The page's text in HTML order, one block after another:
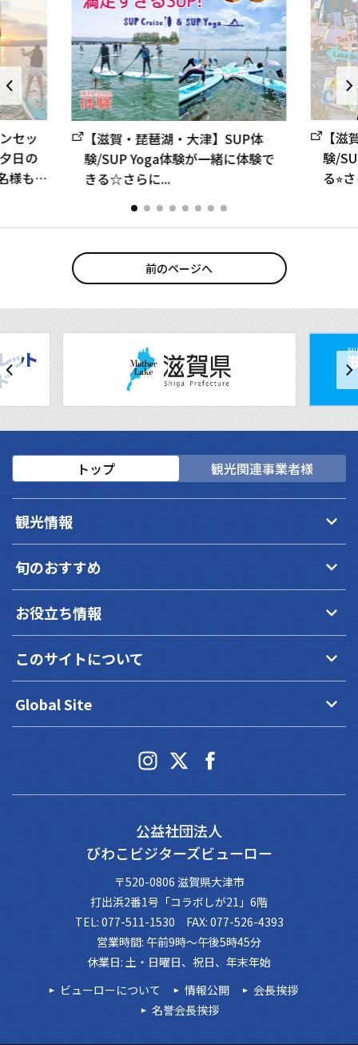
セッ
日の
様も大
【滋賀・琵琶湖・大津】SUP体
験/SUP Yoga体験が一緒に体験で
きる☆さらに...
【
験/
る⭐︎
前のページへ
トップ 観光関連事業者様
観光情報 keyboard_arrow_down
旬のおすすめ keyboard_arrow_down
お役立ち情報 keyboard_arrow_down
このサイトについて keyboard_arrow_down
Global Site keyboard_arrow_down
公益社団法人
びわこビジターズビューロー
〒520-0806 滋賀県大津市
打出浜2番1号「コラボしが21」6階
TEL: 077-511-1530 FAX: 077-526-4393
営業時間: 午前9時～午後5時45分
休業日: 土・日曜日、祝日、年末年始
ビューローについて
情報公開
会長挨拶
名誉会長挨拶